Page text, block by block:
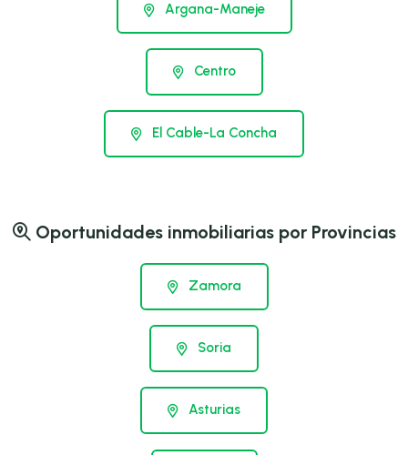
Argana-Maneje
Centro
El Cable-La Concha
Oportunidades inmobiliarias por Provincias
Zamora
Soria
Asturias